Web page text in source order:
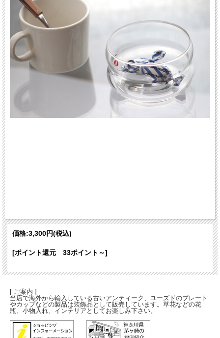
価格:3,300円(税込)
[ポイント還元 33ポイント～]
[ ご案内 ]
当店で海外から輸入している古いアンティーク、ユーズドのプレート
やカップなどの製品は装飾品として販売しています。草花などの花
瓶、小物入れ、インテリアとしてお楽しみ下さい。